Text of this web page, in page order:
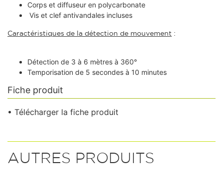
Corps et diffuseur en polycarbonate
Vis et clef antivandales incluses
Caractéristiques de la détection de mouvement :
Détection de 3 à 6 mètres à 360°
Temporisation de 5 secondes à 10 minutes
Fiche produit
• Télécharger la fiche produit
AUTRES PRODUITS